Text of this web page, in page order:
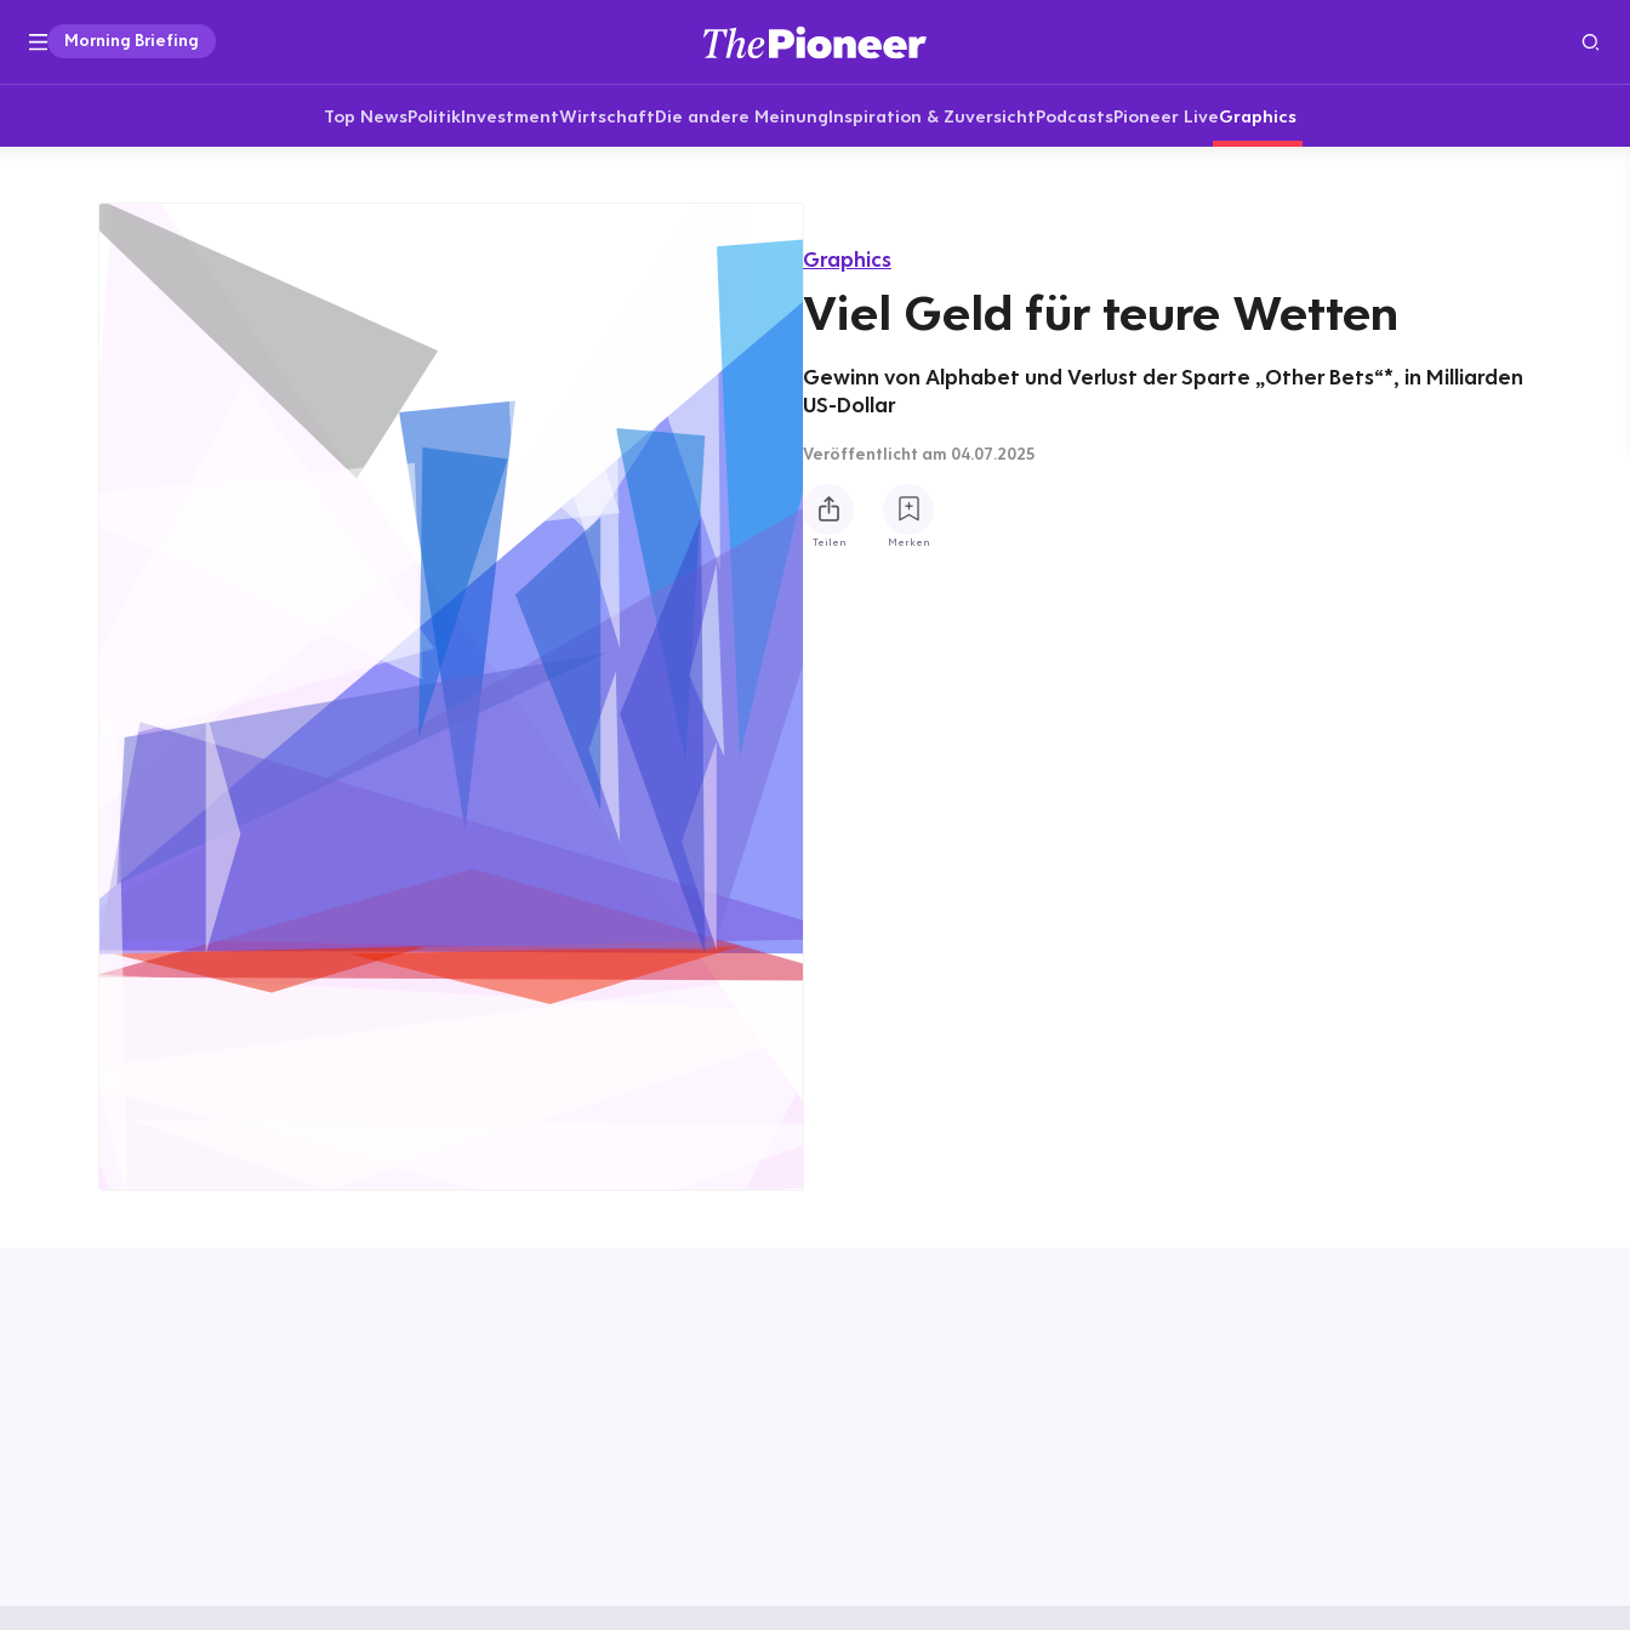
Morning Briefing
Top NewsPolitikInvestmentWirtschaftDie andere MeinungInspiration & ZuversichtPodcastsPioneer LiveGraphics
Graphics
Viel Geld für teure Wetten
Gewinn von Alphabet und Verlust der Sparte „Other Bets“*, in Milliarden
US-Dollar
Veröffentlicht am 04.07.2025
Teilen Merken